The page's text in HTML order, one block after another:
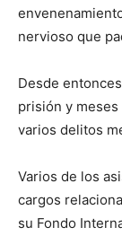
nervioso que
Desde
prisión y
varios delitos
Varios de los
cargos
su Fondo